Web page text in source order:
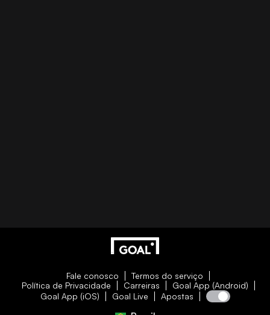
Fale conosco
Termos do serviço
Política de Privacidade
Carreiras
Goal App (Android)
Goal App (iOS)
Goal Live Apostas